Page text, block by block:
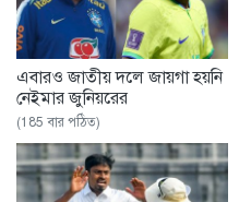
এবারও জাতীয় দলে জায়গা হয়নি
নেইমার জুনিয়রের
(185 বার পঠিত)